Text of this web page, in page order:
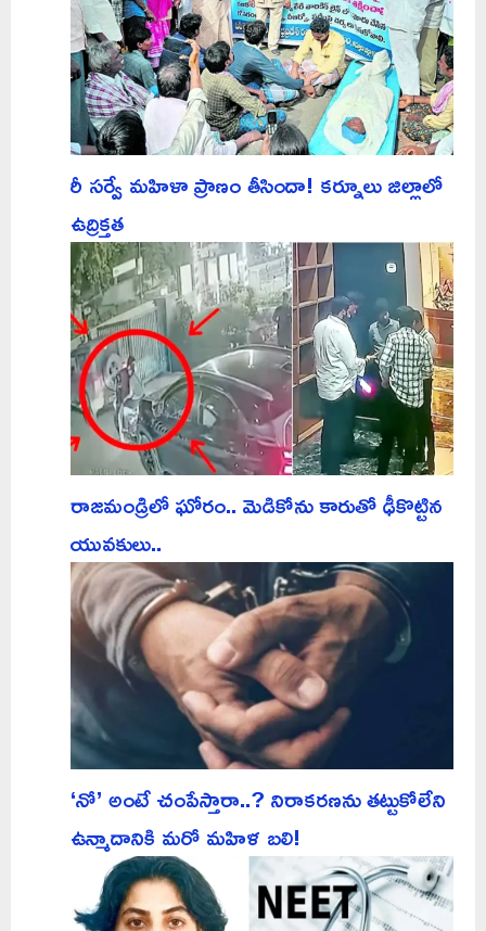
రీ సర్వే మహిళా ప్రాణం తీసిందా! కర్నూలు జిల్లాలో
ఉద్రిక్తత
రాజమండ్రిలో ఘోరం.. మెడికోను కారుతో ఢీకొట్టిన
యువకులు..
‘నో’ అంటే చంపేస్తారా..? నిరాకరణను తట్టుకోలేని
ఉన్మాదానికి మరో మహిళ బలి!